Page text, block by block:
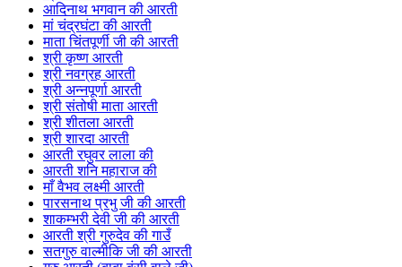
आदिनाथ भगवान की आरती
मां चंद्रघंटा की आरती
माता चिंतपूर्णी जी की आरती
श्री कृष्ण आरती
श्री नवग्रह आरती
श्री अन्नपूर्णा आरती
श्री संतोषी माता आरती
श्री शीतला आरती
श्री शारदा आरती
आरती रघुवर लाला की
आरती शनि महाराज की
माँ वैभव लक्ष्मी आरती
पारसनाथ प्रभु जी की आरती
शाकम्भरी देवी जी की आरती
आरती श्री गुरुदेव की गाउँ
सतगुरु वाल्मीकि जी की आरती